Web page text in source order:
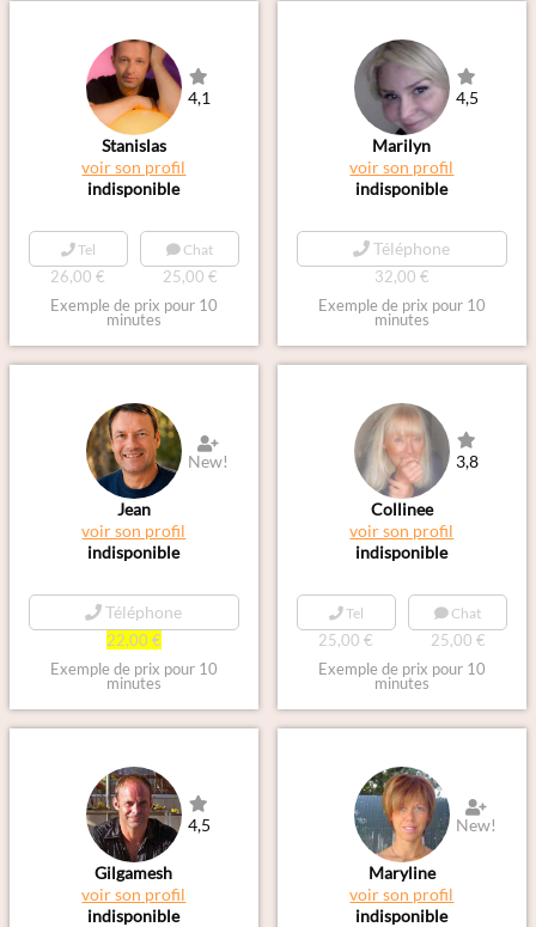
4,1
Stanislas
voir son profil
indisponible
Tel
26,00 €
Chat
25,00 €
Exemple de prix pour 10
minutes
4,5
Marilyn
voir son profil
indisponible
Téléphone
32,00 €
Exemple de prix pour 10
minutes
New!
Jean
voir son profil
indisponible
Téléphone
22,00 €
Exemple de prix pour 10
minutes
3,8
Collinee
voir son profil
indisponible
Tel
25,00 €
Chat
25,00 €
Exemple de prix pour 10
minutes
4,5
Gilgamesh
voir son profil
indisponible
New!
Maryline
voir son profil
indisponible